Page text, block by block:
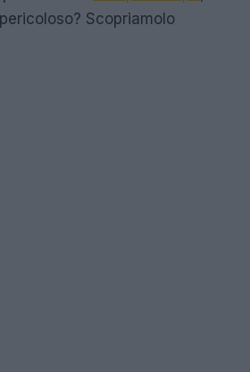
Scopriamolo